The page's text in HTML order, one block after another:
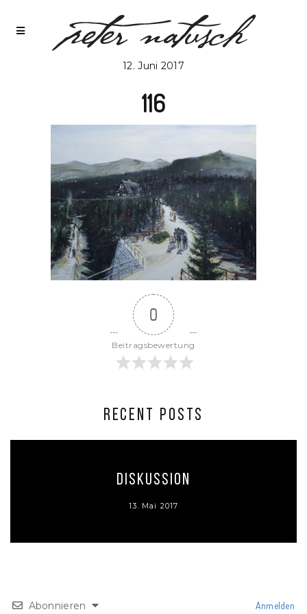
12. Juni 2017
116
0
Beitragsbewertung
RECENT POSTS
Diskussion
13. Mai 2017
Abonnieren Anmelden